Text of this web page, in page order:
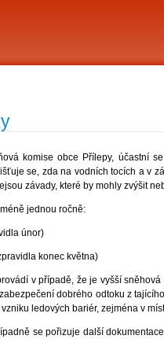
komise obce Přílepy, účastní
se, zda na vodních tocích a v
závady, které by mohly zvýšit
jednou ročně:
únor)
konec května)
v případě, že je vyšší
dobrého odtoku z
ledových bariér, zejména v
se pořizuje další